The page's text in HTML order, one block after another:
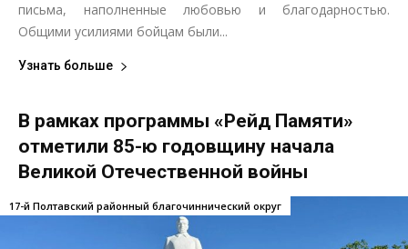
письма, наполненные любовью и благодарностью.
Общими усилиями бойцам были...
Узнать больше
В рамках программы «Рейд Памяти»
отметили 85-ю годовщину начала
Великой Отечественной войны
17-й Полтавский районный благочиннический округ